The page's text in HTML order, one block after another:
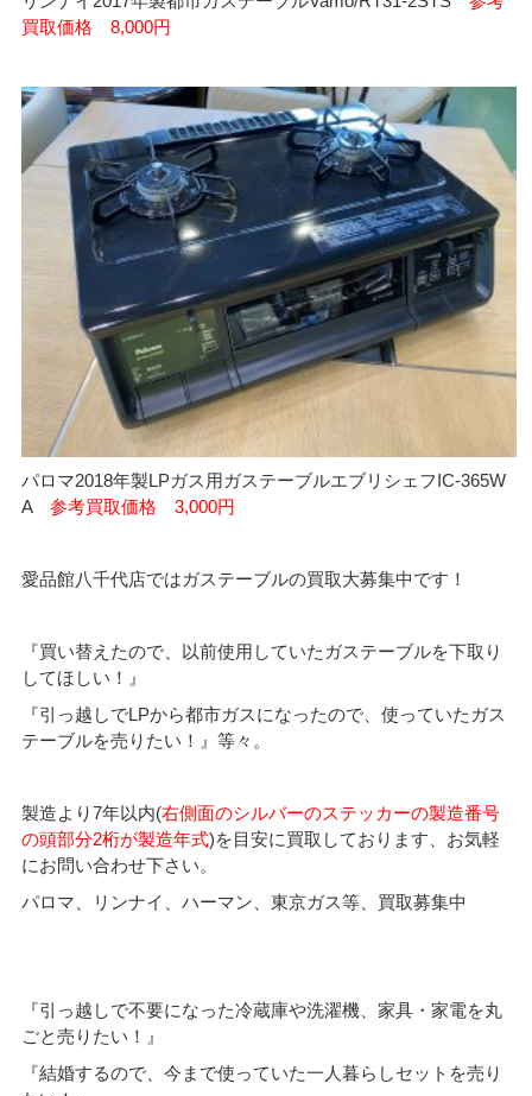
買取価格 8,000円
パロマ2018年製LPガス用ガステーブルエブリシェフIC-365W
A参考買取価格 3,000円
愛品館八千代店ではガステーブルの買取大募集中です！
『買い替えたので、以前使用していたガステーブルを下取り
してほしい！』
『引っ越しでLPから都市ガスになったので、使っていたガス
テーブルを売りたい！』等々。
製造より7年以内(右側面のシルバーのステッカーの製造番号
の頭部分2桁が製造年式)を目安に買取しております、お気軽
にお問い合わせ下さい。
パロマ、リンナイ、ハーマン、東京ガス等、買取募集中
『引っ越しで不要になった冷蔵庫や洗濯機、家具・家電を丸
ごと売りたい！』
『結婚するので、今まで使っていた一人暮らしセットを売り